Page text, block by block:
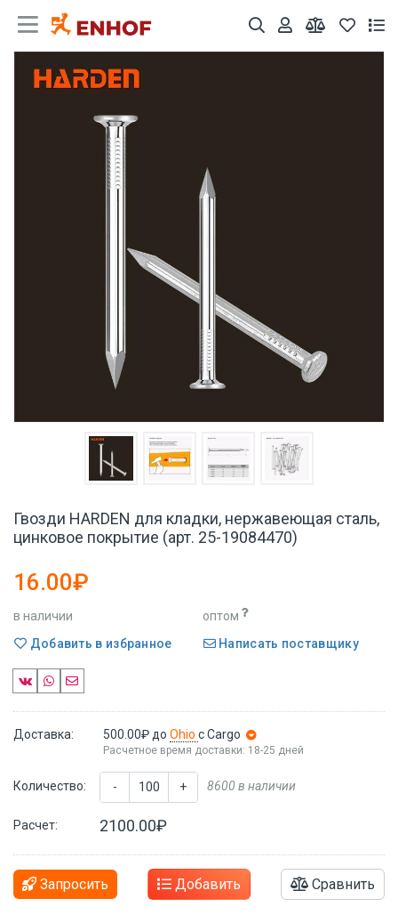
Гвозди HARDEN для кладки, нержавеющая сталь,
цинковое покрытие (арт. 25-19084470)
16.00₽
в наличии
оптом
Добавить в избранное
Написать поставщику
Доставка: 500.00₽ до Ohio с Cargo
Расчетное время доставки: 18-25 дней
Количество: - + 8600 в наличии
Расчет: 2100.00₽
Запросить Добавить Сравнить